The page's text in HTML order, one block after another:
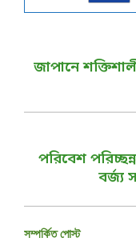
জাপানে
পরিবেশ
বর্জ্য
সম্পর্কিত পোস্ট